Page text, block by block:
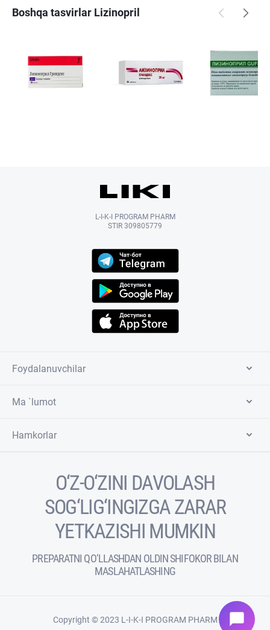
Boshqa tasvirlar Lizinopril
L-I-K-I PROGRAM PHARM
STIR 309805779
Foydalanuvchilar
Ma `lumot
Hamkorlar
O‘Z-O‘ZINI DAVOLASH
SOG‘LIG‘INGIZGA ZARAR
YETKAZISHI MUMKIN
PREPARATNI QO‘LLASHDAN OLDIN SHIFOKOR BILAN
MASLAHATLASHING
Copyright © 2023 L-I-K-I PROGRAM PHARM chat_bubble